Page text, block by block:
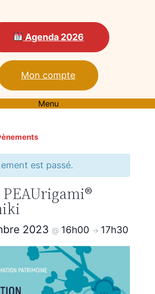
Agenda 2026
Mon compte
Menu
est passé.
2023 @ 16h00 -> 17h30